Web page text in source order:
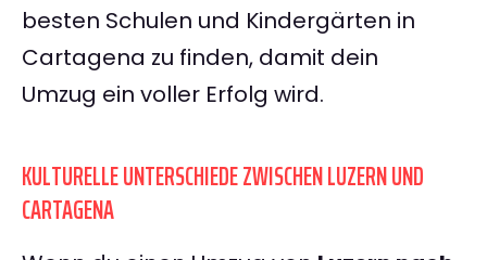
besten Schulen und Kindergärten in
Cartagena zu finden, damit dein
Umzug ein voller Erfolg wird.
KULTURELLE UNTERSCHIEDE ZWISCHEN LUZERN UND
CARTAGENA